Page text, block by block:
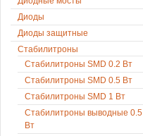
Диоды
Диоды защитные
Стабилитроны
Стабилитроны SMD 0.2 Вт
Стабилитроны SMD 0.5 Вт
Стабилитроны SMD 1 Вт
Стабилитроны выводные 0.5
Вт